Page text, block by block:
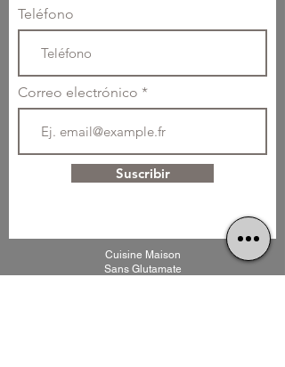
Teléfono
Correo electrónico
Suscribir
Cuisine Maison
Sans Glutamate